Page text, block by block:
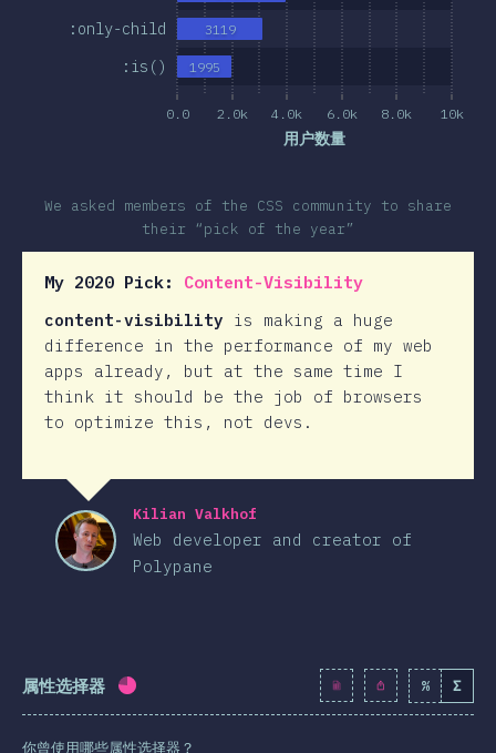
0.0 2.0k 4.0k 6.0k 8.0k 10k
用户数量
:is()
:only-child
1995
3119
We asked members of the CSS community to share
their “pick of the year”
My 2020 Pick: Content-Visibility
content-visibility is making a huge
difference in the performance of my web
apps already, but at the same time I
think it should be the job of browsers
to optimize this, not devs.
Kilian Valkhof
Web developer and creator of
Polypane
属性选择器 完成率: % Σ
你曾使用哪些属性选择器？